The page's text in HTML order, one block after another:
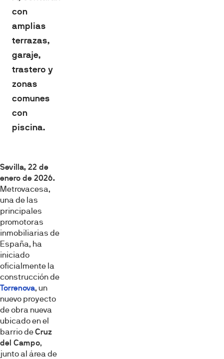
con
amplias
terrazas,
garaje,
trastero y
zonas
comunes
con
piscina.
Sevilla, 22 de
enero de 2026.
Metrovacesa,
una de las
principales
promotoras
inmobiliarias de
España, ha
iniciado
oficialmente la
construcción de
Torrenova, un
nuevo proyecto
de obra nueva
ubicado en el
barrio deCruz
del Campo,
junto al área de